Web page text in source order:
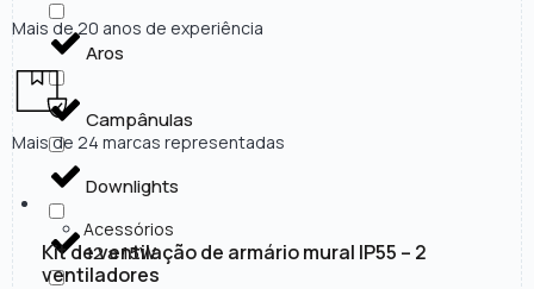
Aros
Campânulas
Downlights
12 a 15W
Mais de 20 anos de experiência
Mais de 24 marcas representadas
Acessórios
Kit de ventilação de armário mural IP55 – 2
ventiladores